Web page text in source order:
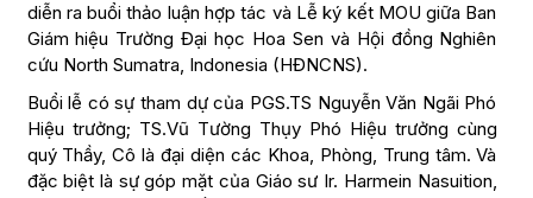
diễn ra buổi thảo luận hợp tác và Lễ ký kết MOU giữa Ban
Giám hiệu Trường Đại học Hoa Sen và Hội đồng Nghiên
cứu North Sumatra, Indonesia (HĐNCNS).
Buổi lễ có sự tham dự của PGS.TS Nguyễn Văn Ngãi Phó
Hiệu trưởng; TS.Vũ Tường Thụy Phó Hiệu trưởng cùng
quý Thầy, Cô là đại diện các Khoa, Phòng, Trung tâm. Và
đặc biệt là sự góp mặt của Giáo sư Ir. Harmein Nasuition,